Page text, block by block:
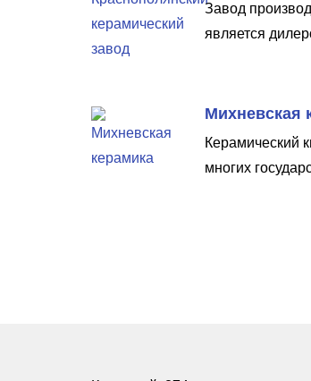
Завод
является
Михневская
Керамический
многих